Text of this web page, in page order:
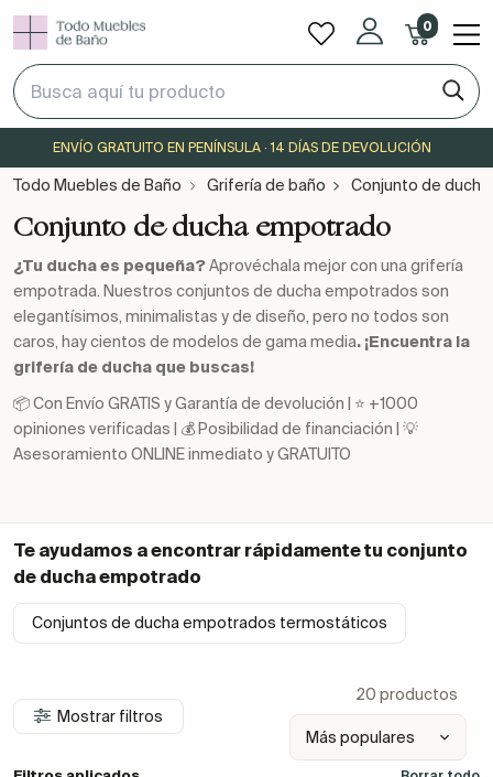
0
ENVÍO GRATUITO EN PENÍNSULA · 14 DÍAS DE DEVOLUCIÓN
Todo Muebles de Baño Grifería de baño Conjunto de
Conjunto de ducha empotrado
¿Tu ducha es pequeña?Aprovéchala mejor con una grifería
empotrada. Nuestros conjuntos de ducha empotrados son
elegantísimos, minimalistas y de diseño, pero no todos son
caros, hay cientos de modelos de gama media. ¡Encuentra la
grifería de ducha que buscas!
📦 Con Envío GRATIS y Garantía de devolución | ⭐ +1000
opiniones verificadas | 💰 Posibilidad de financiación | 💡
Asesoramiento ONLINE inmediato y GRATUITO
Te ayudamos a encontrar rápidamente tu conjunto
de ducha empotrado
Conjuntos de ducha empotrados termostáticos
Mostrar filtros
20 productos